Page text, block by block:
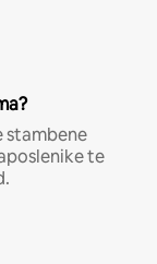
stambene
te